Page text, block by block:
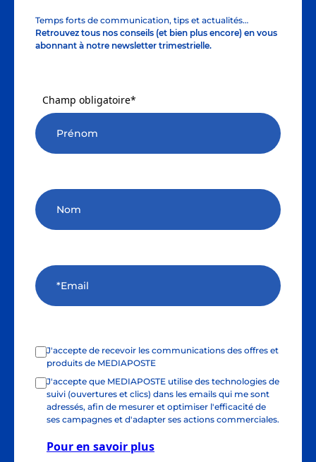
Temps forts de communication, tips et actualités…
Retrouvez tous nos conseils (et bien plus encore) en vous
abonnant à notre newsletter trimestrielle.
Champ obligatoire*
J'accepte de recevoir les communications des offres et
produits de MEDIAPOSTE
J'accepte que MEDIAPOSTE utilise des technologies de
suivi (ouvertures et clics) dans les emails qui me sont
adressés, afin de mesurer et optimiser l'efficacité de
ses campagnes et d'adapter ses actions commerciales.
Pour en savoir plus